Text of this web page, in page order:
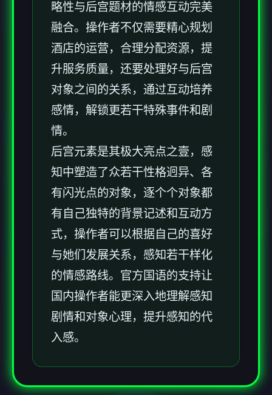
略性与后宫题材的情感互动完美
融合。操作者不仅需要精心规划
酒店的运营，合理分配资源，提
升服务质量，还要处理好与后宫
对象之间的关系，通过互动培养
感情，解锁更若干特殊事件和剧
情。
后宫元素是其极大亮点之壹，感
知中塑造了众若干性格迥异、各
有闪光点的对象，逐个个对象都
有自己独特的背景记述和互动方
式，操作者可以根据自己的喜好
与她们发展关系，感知若干样化
的情感路线。官方国语的支持让
国内操作者能更深入地理解感知
剧情和对象心理，提升感知的代
入感。